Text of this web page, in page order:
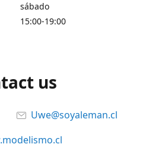
sábado
15:00-19:00
us
Uwe@soyaleman.cl